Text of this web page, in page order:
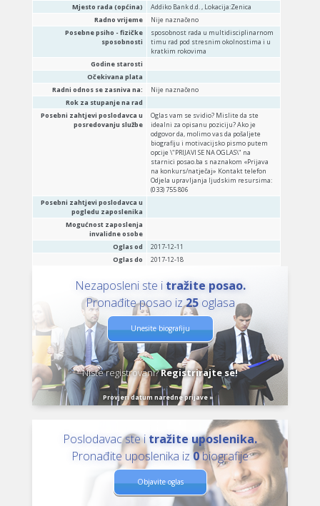
Mjesto rada (općina)
Addiko Bank d.d. , Lokacija:Zenica
Radno vrijeme
Nije naznačeno
Posebne psiho - fizičke
sposobnosti
sposobnost rada u multidisciplinarnom
timu rad pod stresnim okolnostima i u
kratkim rokovima
Godine starosti
Očekivana plata
Radni odnos se zasniva na:
Nije naznačeno
Rok za stupanje na rad
Posebni zahtjevi poslodavca u
posredovanju službe
Oglas vam se svidio? Mislite da ste
idealni za opisanu poziciju? Ako je
odgovor da, molimo vas da pošaljete
biografiju i motivacijsko pismo putem
opcije \"PRIJAVI SE NA OGLAS\" na
starnici posao.ba s naznakom «Prijava
na konkurs/natječaj» Kontakt telefon
Odjela upravljanja ljudskim resursima:
(033) 755 806
Posebni zahtjevi poslodavca u
pogledu zaposlenika
Mogućnost zaposlenja
invalidne osobe
Oglas od
2017-12-11
Oglas do
2017-12-18
Nezaposleni ste i tražite posao.
Pronađite posao iz25oglasa
Unesite biografiju
Niste registrovani?Registrirajte se!
Provjeri datum naredne prijave »
Poslodavac ste i tražite uposlenika.
Pronađite uposlenika iz 0biografije
Objavite oglas